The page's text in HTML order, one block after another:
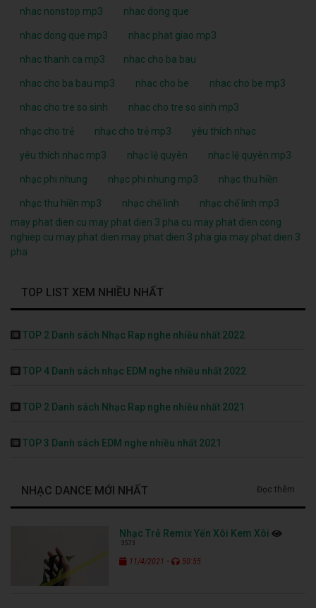
nhac nonstop mp3 nhac dong que
nhac dong que mp3 nhac phat giao mp3
nhac thanh ca mp3 nhac cho ba bau
nhac cho ba bau mp3 nhac cho be nhac cho be mp3
nhac cho tre so sinh nhac cho tre so sinh mp3
nhạc cho trẻ nhạc cho trẻ mp3 yêu thích nhạc
yêu thích nhạc mp3 nhạc lệ quyên nhạc lệ quyên mp3
nhạc phi nhung nhạc phi nhung mp3 nhạc thu hiền
nhạc thu hiền mp3 nhạc chế linh
nhạc chế linh mp3
may phat dien cu may phat dien 3 pha cu may phat dien cong
nghiep cu may phat dien may phat dien 3 pha gia may phat dien 3
pha
TOP LIST XEM NHIỀU NHẤT
TOP 2 Danh sách Nhạc Rap nghe nhiều nhất 2022
TOP 4 Danh sách nhạc EDM nghe nhiều nhất 2022
TOP 2 Danh sách Nhạc Rap nghe nhiều nhất 2021
TOP 3 Danh sách EDM nghe nhiều nhất 2021
NHẠC DANCE MỚI NHẤT Đọc thêm
Nhạc Trẻ Remix Yến Xôi Kem Xôi
3573
11/4/2021 - 50:55